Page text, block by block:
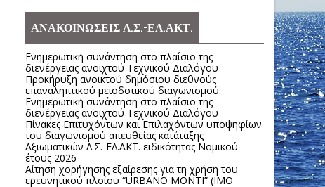
ΑΝΑΚΟΙΝΩΣΕΙΣ Λ.Σ.-ΕΛ.ΑΚΤ.
Ενημερωτική συνάντηση στο πλαίσιο της
διενέργειας ανοιχτού Τεχνικού Διαλόγου
Προκήρυξη ανοικτού δημόσιου διεθνούς
επαναληπτικού μειοδοτικού διαγωνισμού
Ενημερωτική συνάντηση στο πλαίσιο της
διενέργειας ανοιχτού Τεχνικού Διαλόγου
Πίνακες Επιτυχόντων και Επιλαχόντων υποψηφίων
του διαγωνισμού απευθείας κατάταξης
Αξιωματικών Λ.Σ.-ΕΛ.ΑΚΤ. ειδικότητας Νομικού
έτους 2026
Αίτηση χορήγησης εξαίρεσης για τη χρήση του
ερευνητικού πλοίου “URBANO MONTI” (IMO